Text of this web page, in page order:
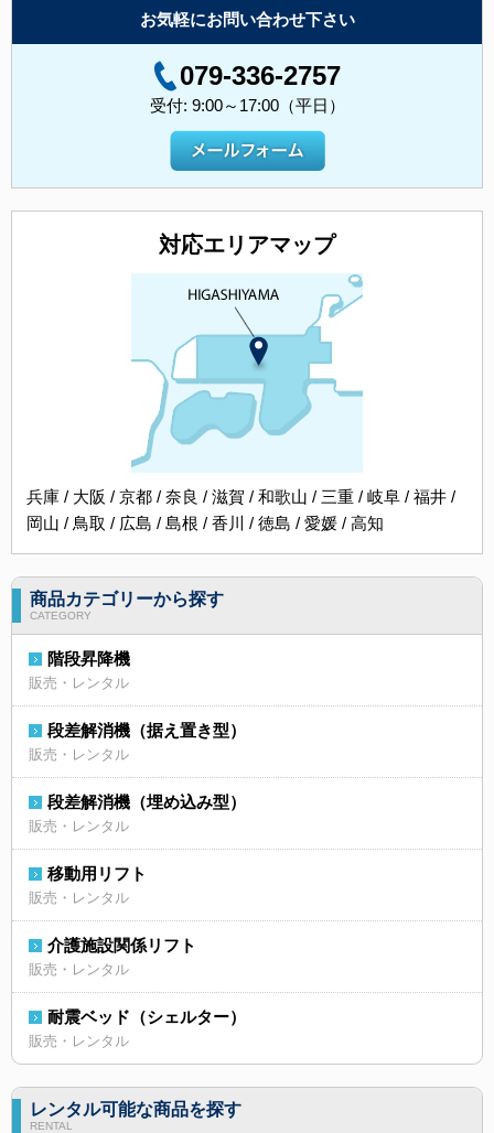
お気軽にお問い合わせ下さい
079-336-2757
受付: 9:00～17:00（平日）
対応エリアマップ
兵庫 / 大阪 / 京都 / 奈良 / 滋賀 / 和歌山 / 三重 / 岐阜 / 福井 /
岡山 / 鳥取 / 広島 / 島根 / 香川 / 徳島 / 愛媛 / 高知
商品カテゴリーから探す
CATEGORY
階段昇降機
販売・レンタル
段差解消機（据え置き型）
販売・レンタル
段差解消機（埋め込み型）
販売・レンタル
移動用リフト
販売・レンタル
介護施設関係リフト
販売・レンタル
耐震ベッド（シェルター）
販売・レンタル
レンタル可能な商品を探す
RENTAL